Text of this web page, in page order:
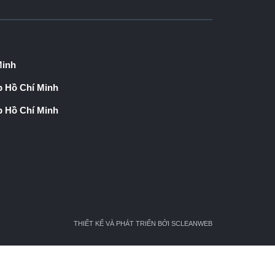
Hồ Chí Minh
Hồ Chí Minh
THIẾT KẾ VÀ PHÁT TRIỂN BỞI SCLEANWEB